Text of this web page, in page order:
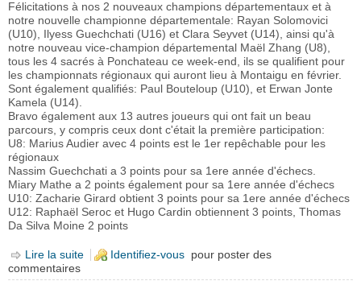
Félicitations à nos 2 nouveaux champions départementaux et à
notre nouvelle championne départementale: Rayan Solomovici
(U10), Ilyess Guechchati (U16) et Clara Seyvet (U14), ainsi qu'à
notre nouveau vice-champion départemental Maël Zhang (U8),
tous les 4 sacrés à Ponchateau ce week-end, ils se qualifient pour
les championnats régionaux qui auront lieu à Montaigu en février.
Sont également qualifiés: Paul Bouteloup (U10), et Erwan Jonte
Kamela (U14).
Bravo également aux 13 autres joueurs qui ont fait un beau
parcours, y compris ceux dont c'était la première participation:
U8: Marius Audier avec 4 points est le 1er repêchable pour les
régionaux
Nassim Guechchati a 3 points pour sa 1ere année d'échecs.
Miary Mathe a 2 points également pour sa 1ere année d'échecs
U10: Zacharie Girard obtient 3 points pour sa 1ere année d'échecs
U12: Raphaël Seroc et Hugo Cardin obtiennent 3 points, Thomas
Da Silva Moine 2 points
Lire la suite de Championnats départementaux jeunes : 4
Identifiez-vous pour poster des
commentaires